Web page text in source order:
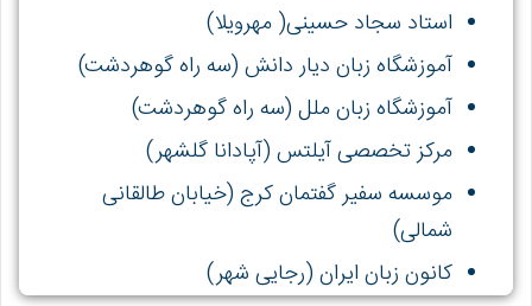
استاد سجاد حسینی( مهرویلا)
آموزشگاه زبان دیار دانش (سه راه گوهردشت)
آموزشگاه زبان ملل (سه راه گوهردشت)
مرکز تخصصی آیلتس (آپادانا گلشهر)
موسسه سفیر گفتمان کرج (خیابان طالقانی
شمالی)
کانون زبان ایران (رجایی شهر)